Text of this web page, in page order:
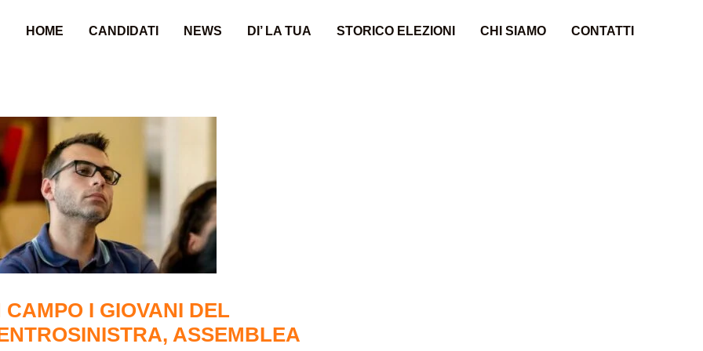
HOME CANDIDATI NEWS DI’ LA TUA STORICO ELEZIONI CHI SIAMO CONTATTI
CAMPO I GIOVANI DEL
ASSEMBLEA